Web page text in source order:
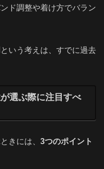
ド調整や着け方でバラン
という考えは、すでに過去
選ぶ際に注目すべ
きには、 3つのポイント